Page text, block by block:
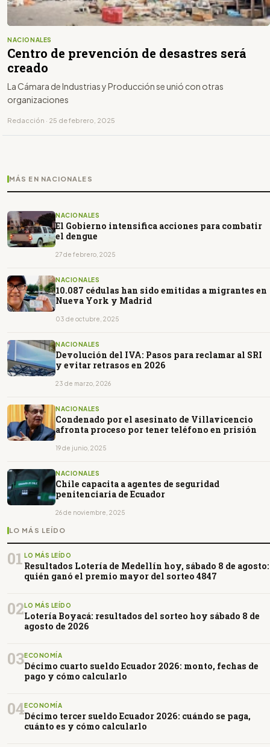
NACIONALES
Centro de prevención de desastres será
creado
La Cámara de Industrias y Producción se unió con otras
organizaciones
Redacción · 25 de febrero, 2025
MÁS EN NACIONALES
NACIONALES
El Gobierno intensifica acciones para combatir
el dengue
27 de febrero, 2025
NACIONALES
10.087 cédulas han sido emitidas a migrantes en
Nueva York y Madrid
03 de octubre, 2025
NACIONALES
Devolución del IVA: Pasos para reclamar al SRI
y evitar retrasos en 2026
23 de marzo, 2026
NACIONALES
Condenado por el asesinato de Villavicencio
afronta proceso por tener teléfono en prisión
19 de junio, 2025
NACIONALES
Chile capacita a agentes de seguridad
penitenciaria de Ecuador
26 de noviembre, 2025
LO MÁS LEÍDO
01 LO MÁS LEÍDO
Resultados Lotería de Medellín hoy, sábado 8 de agosto:
quién ganó el premio mayor del sorteo 4847
02 LO MÁS LEÍDO
Lotería Boyacá: resultados del sorteo hoy sábado 8 de
agosto de 2026
03ECONOMÍA
Décimo cuarto sueldo Ecuador 2026: monto, fechas de
pago y cómo calcularlo
04ECONOMÍA
Décimo tercer sueldo Ecuador 2026: cuándo se paga,
cuánto es y cómo calcularlo